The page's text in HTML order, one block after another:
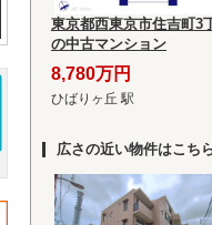
東京都西東京市住吉町3
の中古マンション
8,780万円
ひばりヶ丘 駅
広さの近い物件はこち